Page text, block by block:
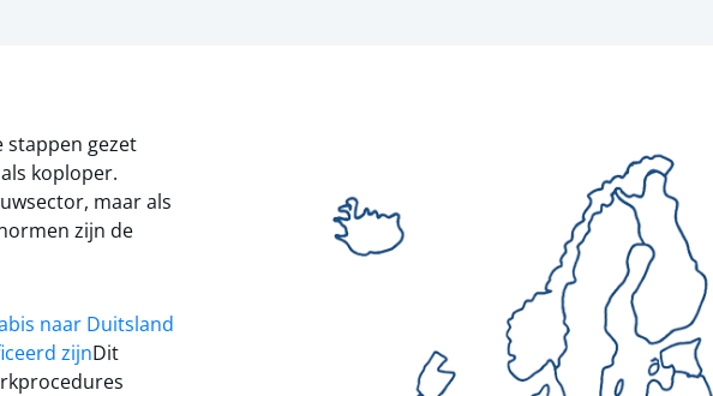
stappen gezet
koploper.
maar als
zijn de
naar Duitsland
zijnDit